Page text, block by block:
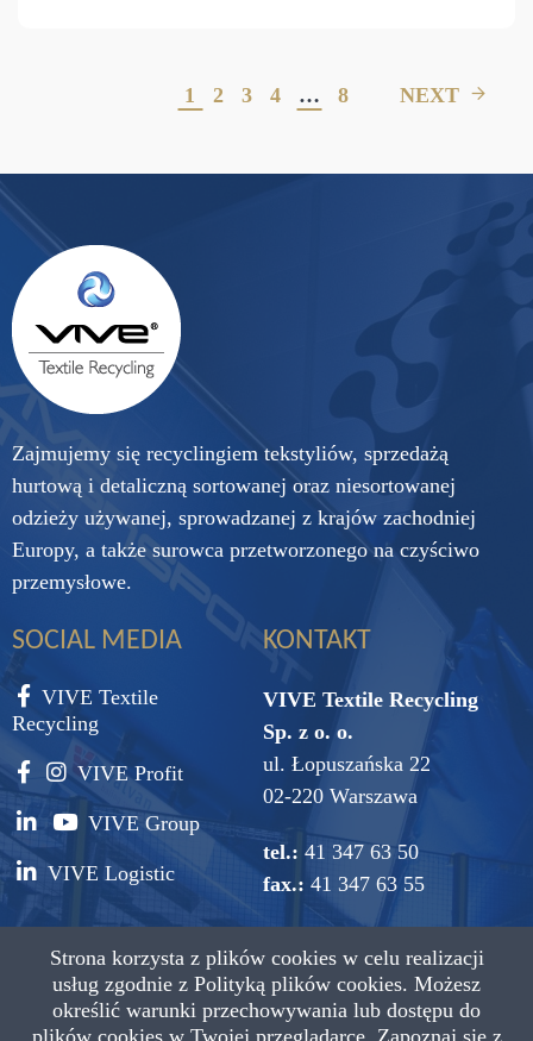
1 2 3 4 … 8 NEXT
Zajmujemy się recyclingiem tekstyliów, sprzedażą
hurtową i detaliczną sortowanej oraz niesortowanej
odzieży używanej, sprowadzanej z krajów zachodniej
Europy, a także surowca przetworzonego na czyściwo
przemysłowe.
SOCIAL MEDIA
VIVE Textile
Recycling
VIVE Profit
VIVE Group
VIVE Logistic
KONTAKT
VIVE Textile Recycling
Sp. z o. o.
ul. Łopuszańska 22
02-220 Warszawa
tel.: 41 347 63 50
fax.: 41 347 63 55
Strona korzysta z plików cookies w celu realizacji
usług zgodnie z Polityką plików cookies. Możesz
określić warunki przechowywania lub dostępu do
plików cookies w Twojej przeglądarce. Zapoznaj się z